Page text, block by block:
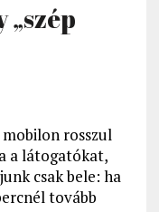
mobilon rosszul
a látogatókat,
csak bele: ha
tovább